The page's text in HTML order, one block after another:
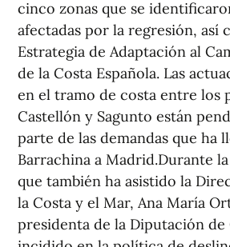
cinco zonas que se
afectadas por la regresión, así
Estrategia de Adaptación al
de la Costa Española. Las
en el tramo de costa entre los
Castellón y Sagunto están
parte de las demandas que ha
Barrachina a Madrid.Durante
que también ha asistido la
la Costa y el Mar, Ana María
presidenta de la Diputación de